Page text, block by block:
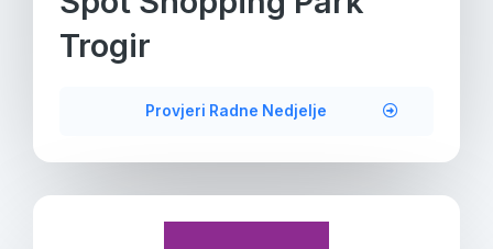
Trogir
Provjeri Radne Nedjelje